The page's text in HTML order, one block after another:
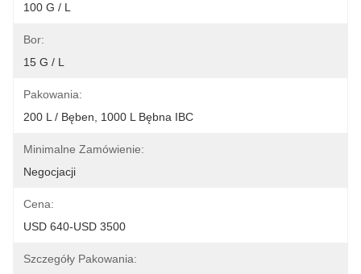
100 G / L
Bor:
15 G / L
Pakowania:
200 L / Bęben, 1000 L Bębna IBC
Minimalne Zamówienie:
Negocjacji
Cena:
USD 640-USD 3500
Szczegóły Pakowania: